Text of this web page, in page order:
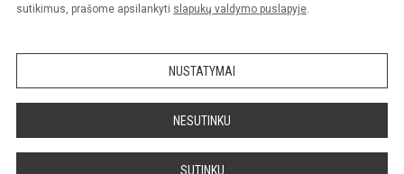
sutikimus, prašome apsilankyti slapukų valdymo puslapyje.
NUSTATYMAI
NESUTINKU
SUTINKU
Sumanus būdas atnaujinti